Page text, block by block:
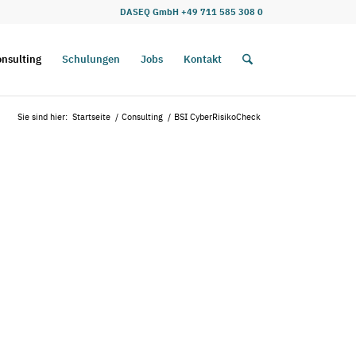
DASEQ GmbH +49 711 585 308 0
Schulungen Jobs Kontakt
Sie sind hier: Startseite / Consulting / BSI CyberRisikoCheck